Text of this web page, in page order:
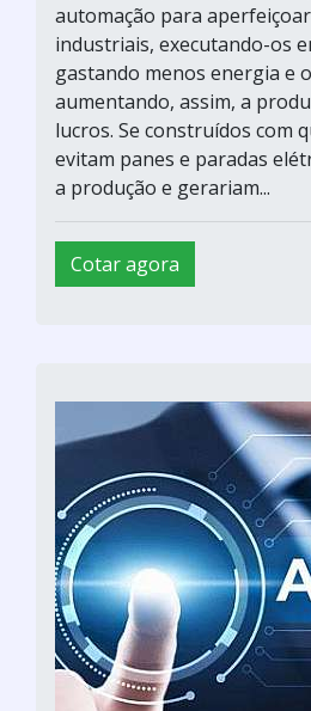
automação para
industriais, executando-os
gastando menos energia e
aumentando, assim, a
lucros. Se construídos com
evitam panes e paradas
a produção e gerariam...
Cotar agora